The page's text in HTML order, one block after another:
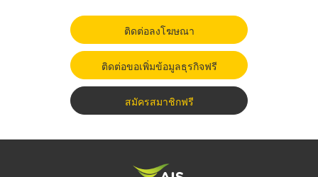
ติดต่อลงโฆษณา
ติดต่อขอเพิ่มข้อมูลธุรกิจฟรี
สมัครสมาชิกฟรี